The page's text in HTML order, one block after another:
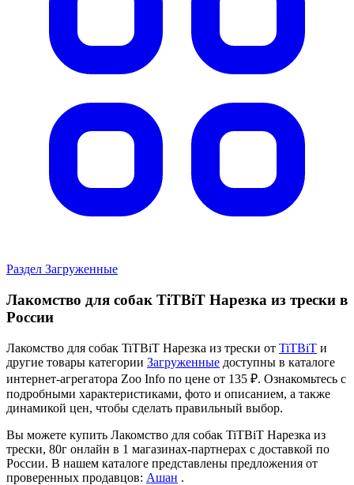
Раздел Загруженные
Лакомство для собак TiTBiT Нарезка из трески в
России
Лакомство для собак TiTBiT Нарезка из трески от TiTBiT и
другие товары категории Загруженные доступны в каталоге
интернет-агрегатора Zoo Info по цене от 135 ₽. Ознакомьтесь с
подробными характеристиками, фото и описанием, а также
динамикой цен, чтобы сделать правильный выбор.
Вы можете купить Лакомство для собак TiTBiT Нарезка из
трески, 80г онлайн в 1 магазинах-партнерах с доставкой по
России. В нашем каталоге представлены предложения от
проверенных продавцов: Ашан .